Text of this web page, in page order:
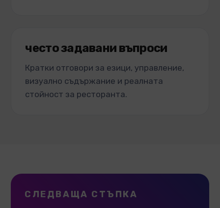
често задавани въпроси
Кратки отговори за езици, управление,
визуално съдържание и реалната
стойност за ресторанта.
СЛЕДВАЩА СТЪПКА